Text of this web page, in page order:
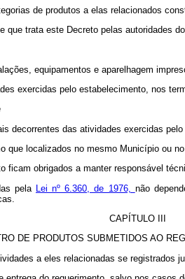
de produtos a elas relacionados
trata este Decreto pelas autoridades
equipamentos e aparelhagem
exercidas pelo estabelecimento, nos
decorrentes das atividades exercidas
localizados no mesmo Município ou
obrigados a manter responsável
pela Lei nº 6.360, de 1976, não
CAPÍTULO III
DE PRODUTOS SUBMETIDOS AO
a eles relacionadas se registrados